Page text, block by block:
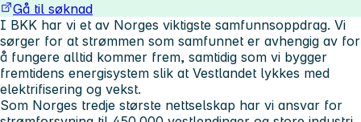
Gå til søknad
I BKK har vi et av Norges viktigste samfunnsoppdrag. Vi
sørger for at strømmen som samfunnet er avhengig av for
å fungere alltid kommer frem, samtidig som vi bygger
fremtidens energisystem slik at Vestlandet lykkes med
elektrifisering og vekst.
Som Norges tredje største nettselskap har vi ansvar for